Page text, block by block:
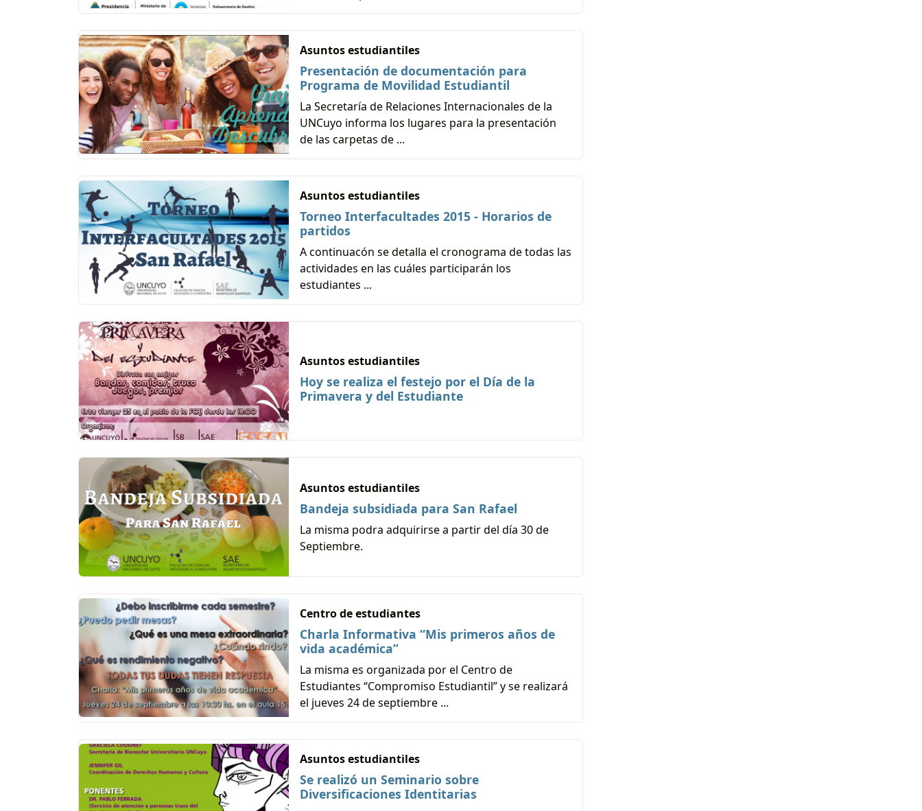
Asuntos estudiantiles
Presentación de documentación para
Programa de Movilidad Estudiantil
La Secretaría de Relaciones Internacionales de la
UNCuyo informa los lugares para la presentación
de las carpetas de ...
Asuntos estudiantiles
Torneo Interfacultades 2015 - Horarios de
partidos
A continuacón se detalla el cronograma de todas las
actividades en las cuáles participarán los
estudiantes ...
Asuntos estudiantiles
Hoy se realiza el festejo por el Día de la
Primavera y del Estudiante
Asuntos estudiantiles
Bandeja subsidiada para San Rafael
La misma podra adquirirse a partir del día 30 de
Septiembre.
Centro de estudiantes
Charla Informativa “Mis primeros años de
vida académica”
La misma es organizada por el Centro de
Estudiantes “Compromiso Estudiantil” y se realizará
el jueves 24 de septiembre ...
Asuntos estudiantiles
Se realizó un Seminario sobre
Diversificaciones Identitarias